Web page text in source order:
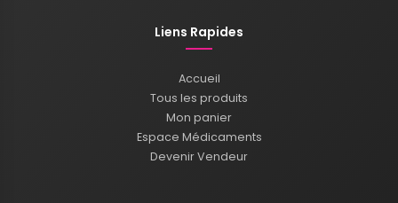
Liens Rapides
Accueil
Tous les produits
Mon panier
Espace Médicaments
Devenir Vendeur